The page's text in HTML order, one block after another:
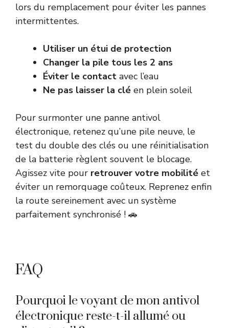
lors du remplacement pour éviter les pannes
intermittentes.
Utiliser un étui de protection
Changer la pile tous les 2 ans
Éviter le contact avec l’eau
Ne pas laisser la clé en plein soleil
Pour surmonter une panne antivol
électronique, retenez qu’une pile neuve, le
test du double des clés ou une réinitialisation
de la batterie règlent souvent le blocage.
Agissez vite pour retrouver votre mobilité et
éviter un remorquage coûteux. Reprenez enfin
la route sereinement avec un système
parfaitement synchronisé ! 🚗
FAQ
Pourquoi le voyant de mon antivol
électronique reste-t-il allumé ou